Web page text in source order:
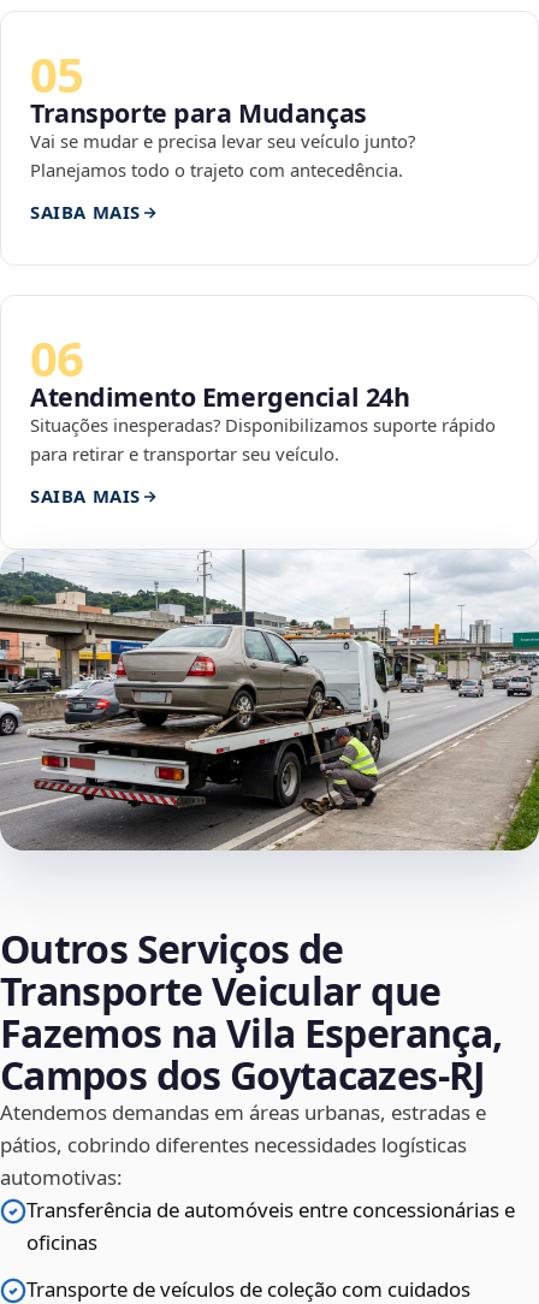
05
Transporte para Mudanças
Vai se mudar e precisa levar seu veículo junto?
Planejamos todo o trajeto com antecedência.
SAIBA MAIS
06
Atendimento Emergencial 24h
Situações inesperadas? Disponibilizamos suporte rápido
para retirar e transportar seu veículo.
SAIBA MAIS
Outros Serviços de
Transporte Veicular que
Fazemos na Vila Esperança,
Campos dos Goytacazes‑RJ
Atendemos demandas em áreas urbanas, estradas e
pátios, cobrindo diferentes necessidades logísticas
automotivas:
Transferência de automóveis entre concessionárias e
oficinas
Transporte de veículos de coleção com cuidados